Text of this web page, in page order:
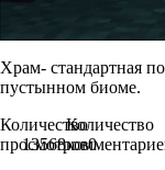
Храм- стандартная
пустынном биоме.
Количество
просмотров
13568
Количество
0